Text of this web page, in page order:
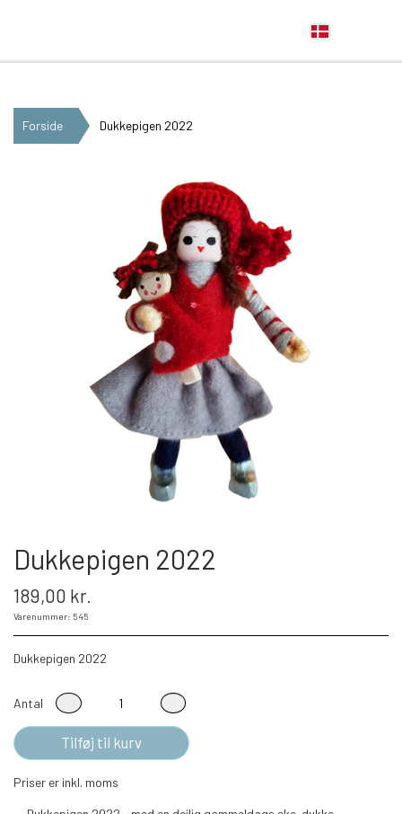
Forside Dukkepigen 2022
Dukkepigen 2022
189,00 kr.
Varenummer: 545
Dukkepigen 2022
Antal
Tilføj til kurv
Priser er inkl. moms